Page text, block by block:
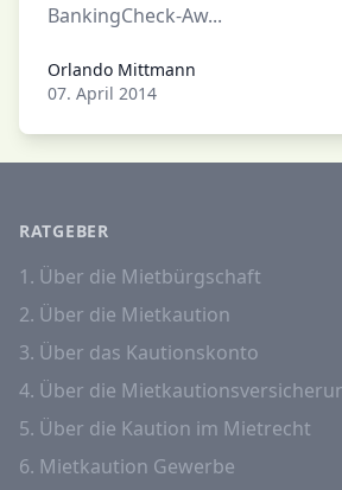
BankingCheck-Aw...
Orlando Mittmann
Orlando Mittmann
07. April 2014
RATGEBER
1. Über die Mietbürgschaft
2. Über die Mietkaution
3. Über das Kautionskonto
4. Über die
5. Über die Kaution im Mietrecht
6. Mietkaution Gewerbe